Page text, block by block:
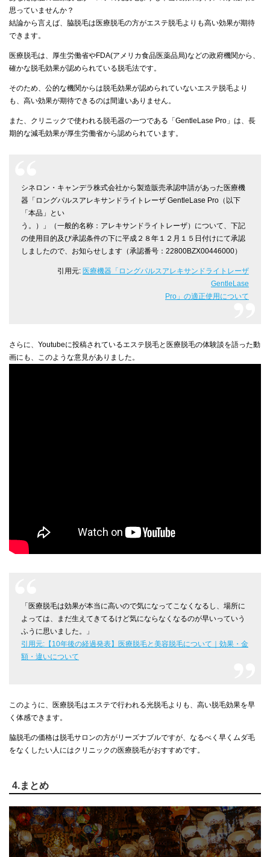
思っていませんか？
結論から言えば、脇脱毛は医療脱毛の方がエステ脱毛よりも高い効果が期待
できます。
医療脱毛は、厚生労働省やFDA(アメリカ食品医薬品局)などの政府機関から、
確かな脱毛効果が認められている脱毛法です。
そのため、公的な機関からは脱毛効果が認められていないエステ脱毛より
も、高い効果が期待できるのは間違いありません。
また、クリニックで使われる脱毛器の一つである「GentleLase Pro」は、長
期的な減毛効果が厚生労働省から認められています。
シネロン・キャンデラ株式会社から製造販売承認申請があった医療機
器「ロングパルスアレキサンドライトレーザ GentleLase Pro（以下
「本品」とい
う。）」（一般的名称：アレキサンドライトレーザ）について、下記
の使用目的及び承認条件の下に平成２８年１２月１５日付けにて承認
しましたので、お知らせします（承認番号：22800BZX00446000）
引用元: 医療機器「ロングパルスアレキサンドライトレーザ
GentleLase
Pro」の適正使用について
さらに、Youtubeに投稿されているエステ脱毛と医療脱毛の体験談を語った動
画にも、このような意見がありました。
「医療脱毛は効果が本当に高いので気になってこなくなるし、場所に
よっては、まだ生えてきてるけど気にならなくなるのが早いっていう
ふうに思いました。」
引用元:【10年後の経過発表】医療脱毛と美容脱毛について｜効果・金
額・違いについて
このように、医療脱毛はエステで行われる光脱毛よりも、高い脱毛効果を早
く体感できます。
脇脱毛の価格は脱毛サロンの方がリーズナブルですが、なるべく早くムダ毛
をなくしたい人にはクリニックの医療脱毛がおすすめです。
4.まとめ